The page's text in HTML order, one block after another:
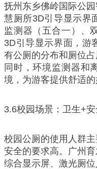
抚州东乡佛岭国际公
慧厕所3D引导显示界
监测器（五合一）、
3D引导显示界面，游
有公厕的分布和厕位
同时，环境监测器和
境，为游客提供舒适的
3.6校园场景：卫生+
校园公厕的使用人群
安全的要求高。广州
综合显示屏、激光厕